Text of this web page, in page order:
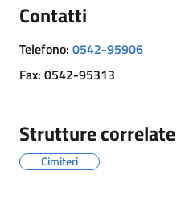
Castel
Rio
Servizi
on-
Contatti
Telefono: 0542-95906
Fax: 0542-95313
Strutture correlate
Cimiteri